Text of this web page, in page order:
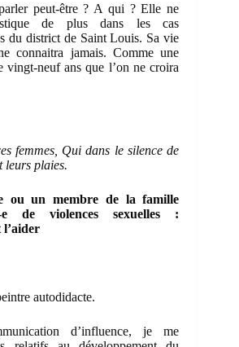
peut-être ? A qui ? Elle ne
de plus dans les cas
du district de Saint Louis. Sa vie
connaitra jamais. Comme une
vingt-neuf ans que l’on ne croira
femmes, Qui dans le silence de
leurs plaies.
ou un membre de la famille
e de violences sexuelles :
l’aider
autodidacte.
d’influence, je me